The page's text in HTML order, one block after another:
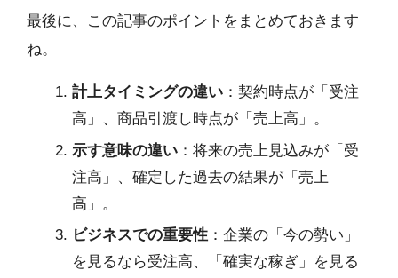
最後に、この記事のポイントをまとめておきます
ね。
計上タイミングの違い ：契約時点が「受注
高」、商品引渡し時点が「売上高」。
示す意味の違い ：将来の売上見込みが「受
注高」、確定した過去の結果が「売上
高」。
ビジネスでの重要性 ：企業の「今の勢い」
を見るなら受注高、「確実な稼ぎ」を見る